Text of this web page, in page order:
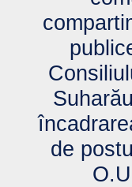
de